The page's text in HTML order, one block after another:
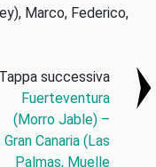
Marco, Federico,
Tappa successiva
Fuerteventura
(Morro Jable) –
Gran Canaria (Las
Palmas, Muelle